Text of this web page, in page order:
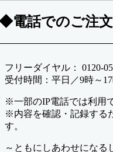
電話でのご注
フリーダイヤル： 0120-
受付時間：平日／9時～
※一部のIP電話では利用
※内容を確認・記録する
す。
～ともにしあわせになる